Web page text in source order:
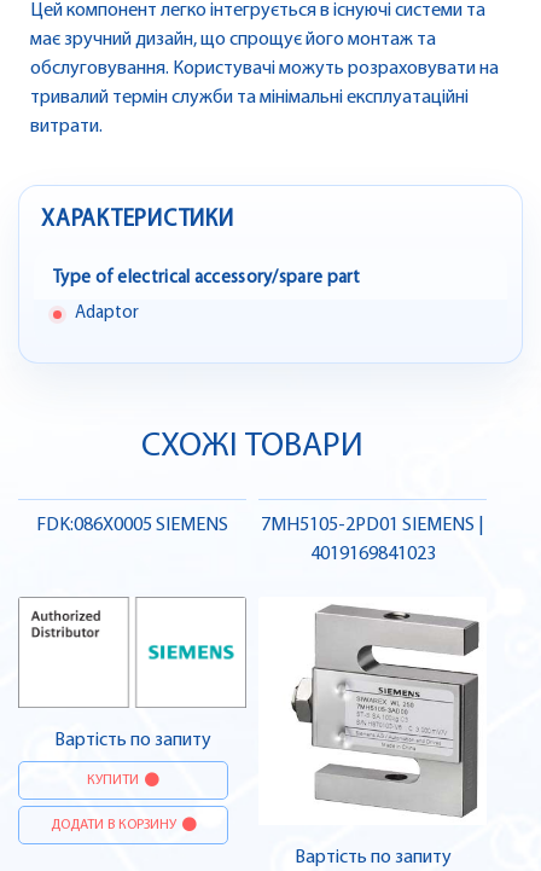
Цей компонент легко інтегрується в існуючі системи та
має зручний дизайн, що спрощує його монтаж та
обслуговування. Користувачі можуть розраховувати на
тривалий термін служби та мінімальні експлуатаційні
витрати.
ХАРАКТЕРИСТИКИ
Type of electrical accessory/spare part
Adaptor
СХОЖІ ТОВАРИ
FDK:086X0005 SIEMENS
Вартість по запиту
КУПИТИ
ДОДАТИ В КОРЗИНУ
7MH5105-2PD01 SIEMENS |
4019169841023
Вартість по запиту